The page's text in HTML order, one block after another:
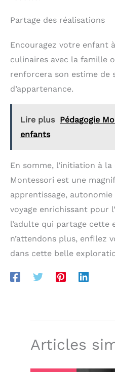
Partage des réalisations
Encouragez votre enfant
culinaires avec la famille
renforcera son estime de
d’appartenance.
Lire plus Pédagogie
enfants
En somme, l’initiation à
Montessori est une
apprentissage,
voyage enrichissant pour
l’adulte qui partage cette
n’attendons plus, enfilez
dans cette belle
Articles